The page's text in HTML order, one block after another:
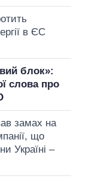
в ЄС
блок»:
слова про
замах на
що
Україні –